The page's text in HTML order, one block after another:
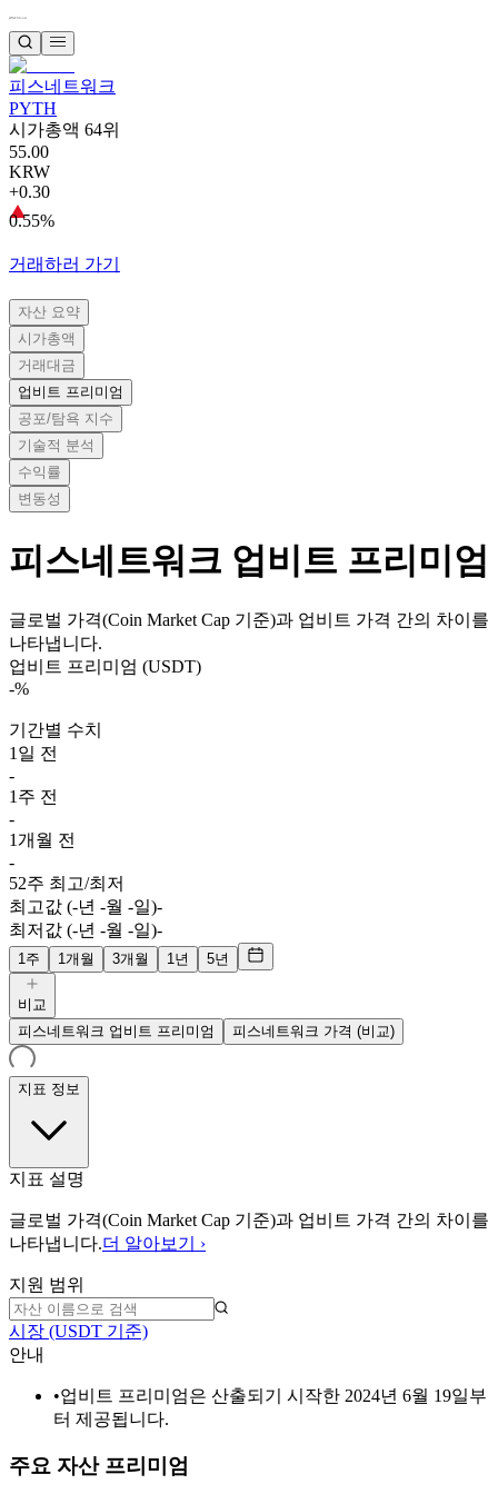
피스네트워크
PYTH
시가총액 64위
55.00
KRW
+0.30
0.55%
거래하러 가기
자산 요약
시가총액
거래대금
업비트 프리미엄
공포/탐욕 지수
기술적 분석
수익률
변동성
피스네트워크 업비트 프리미엄
글로벌 가격(Coin Market Cap 기준)과 업비트 가격 간의 차이를
나타냅니다.
업비트 프리미엄 (USDT)
-%
기간별 수치
1일 전
-
1주 전
-
1개월 전
-
52주 최고/최저
최고값 (-년 -월 -일)-
최저값 (-년 -월 -일)-
1주 1개월 3개월 1년 5년
비교
피스네트워크 업비트 프리미엄
피스네트워크 가격 (비교)
지표 정보
지표 설명
글로벌 가격(Coin Market Cap 기준)과 업비트 가격 간의 차이를
나타냅니다.더 알아보기 ›
지원 범위
시장 (USDT 기준)
안내
•업비트 프리미엄은 산출되기 시작한 2024년 6월 19일부
터 제공됩니다.
주요 자산 프리미엄